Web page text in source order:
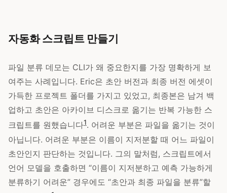
자동화 스크립트 만들기
파일 분류 데모는 CLI가 왜 중요한지를 가장 명확하게 보
여주는 사례입니다. Eric은 초안 버전과 최종 버전 에셋이
가득한 프로젝트 폴더를 가지고 있었고, 최종본은 남겨 백
업하고 초안은 아카이브 디스크로 옮기는 반복 가능한 스
크립트를 원했습니다1. 어려운 부분은 파일을 옮기는 것이
아닙니다. 어려운 부분은 이름이 지저분할 때 어느 파일이
초안인지 판단하는 것입니다. 그의 말처럼, 스크립트에서
언어 모델을 호출하면 “이름이 지저분하고 예측 가능하게
분류하기 어려운” 경우에도 “초안과 최종 파일을 분류”할